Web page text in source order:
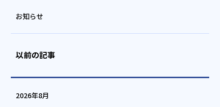
お知らせ
以前の記事
2026年8月